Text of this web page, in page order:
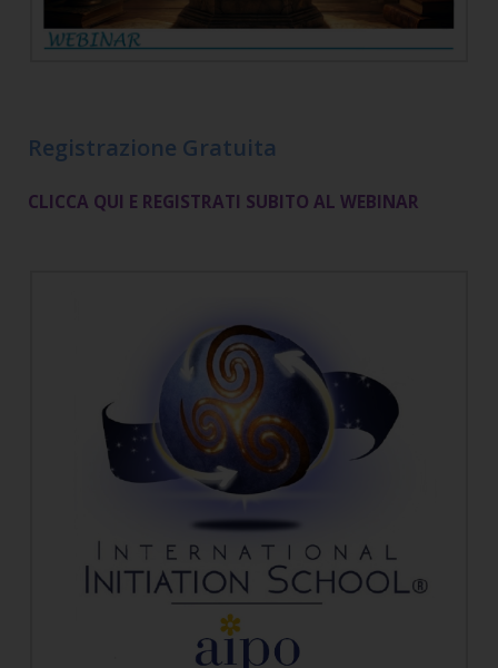
Registrazione Gratuita
CLICCA QUI E REGISTRATI SUBITO AL WEBINAR